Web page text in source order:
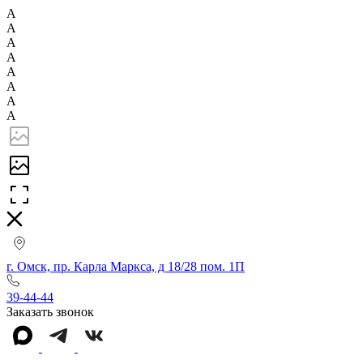
А
А
А
А
А
А
А
А
г. Омск, пр. Карла Маркса, д 18/28 пом. 1П
39-44-44
Заказать звонок